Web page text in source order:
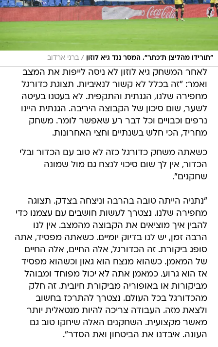
"תורידו מהליצן ת'כתר". המסר נגד גיא לוזון / ברני ארדוב
לאחר המשחק גיא לוזון לא ניסה לייפות את המצב
ואמר: "זה בכלל לא קשור לנאיביות. תצוגת כדורגל
מחפירה שלנו, הגנתית והתקפית. לא בעטנו בעיטה
לשער, שום סיכון של הקבוצה היריבה. הגנתית היינו
נרפים וכבויים וכל דבר רע שאפשר לומר. משחק
מחריד, הכי חלש בשנתיים וחצי האחרונות.
כשאתה משחק כדורגל כזה לא טוב עם הכדור ובלי
הכדור, אין לך שום סיכוי לנצח גם מול שמונה
שחקנים".
"נתניה הייתה טובה בהרבה וניצחה בצדק. תצוגה
מחפירה שלנו. נצטרך לעשות חושבים עם עצמנו כדי
להבין איך מוציאים את הקבוצה מהמצב. אין לנו
הרבה זמן, יש לנו בדיוק יומיים. כשאתה מפסיד, אתה
סופג ביקורת. זה הכדורגל, אלה החיים, אלה החיים
של המאמן. כשהוא מנצח הוא גאון וכשהוא מפסיד
אז הוא גרוע. כמאמן אתה לא יכול מפוחד ומבוהל
מביקורות או באופוריה מביקורת חיובית. זה חלק
מהכדורגל בכל העולם. נצטרך להתרכז בחשוב
ולצאת מזה. העבודה צריכה להיות מנטאלית יותר
מאשר מקצועית. השחקנים האלה שיחקו טוב גם
העונה. איבדנו את הביטחון ואת הסדר".